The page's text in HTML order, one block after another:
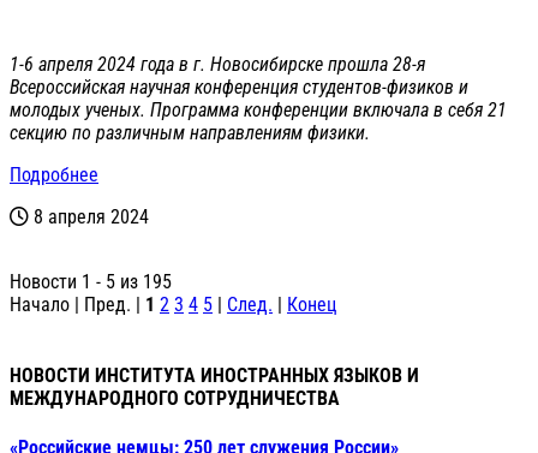
1-6 апреля 2024 года в г. Новосибирске прошла 28-я
Всероссийская научная конференция студентов-физиков и
молодых ученых. Программа конференции включала в себя 21
секцию по различным направлениям физики.
Подробнее
8 апреля 2024
Новости 1 - 5 из 195
Начало | Пред. | 1 2 3 4 5 | След. | Конец
НОВОСТИ ИНСТИТУТА ИНОСТРАННЫХ ЯЗЫКОВ И
МЕЖДУНАРОДНОГО СОТРУДНИЧЕСТВА
«Российские немцы: 250 лет служения России»